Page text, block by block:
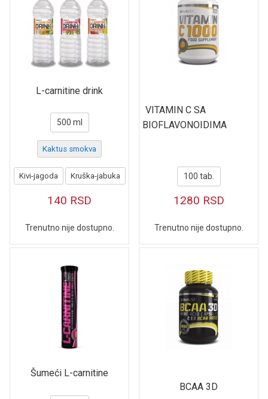
L-carnitine drink
500 ml
Kaktus smokva
Kivi-jagoda Kruška-jabuka
140 RSD
Trenutno nije dostupno.
VITAMIN C SA
BIOFLAVONOIDIMA
100 tab.
1280 RSD
Trenutno nije dostupno.
Šumeći L-carnitine
BCAA 3D